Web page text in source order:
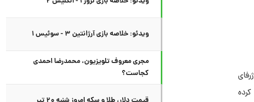
ویدئو: خلاصه بازی آرژانتین ۳ - سوئیس ۱
مجری معروف تلویزیون، محمدرضا احمدی
کجاست؟